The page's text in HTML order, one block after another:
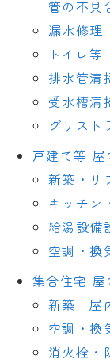
管の不具
漏水修理
トイレ
排水管清
受水槽清
グリスト
戸建て等
新築・
キッチン
給湯設備
空調・換
集合住宅 屋
新築 屋
空調・換
消火栓・